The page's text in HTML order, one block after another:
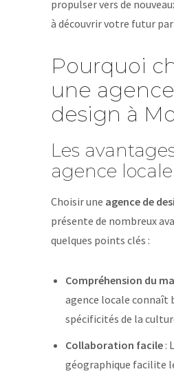
propulser vers de
à découvrir votre futur
Pourquoi
une
design à
Les
agence locale
Choisir une agence de
présente de nombreux
quelques points clés :
Compréhension du
agence locale connaît
spécificités de la
Collaboration facile:
géographique facilite